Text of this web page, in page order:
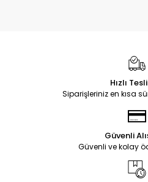
Hızlı
Siparişleriniz en kısa
Güvenli
Güvenli ve kolay